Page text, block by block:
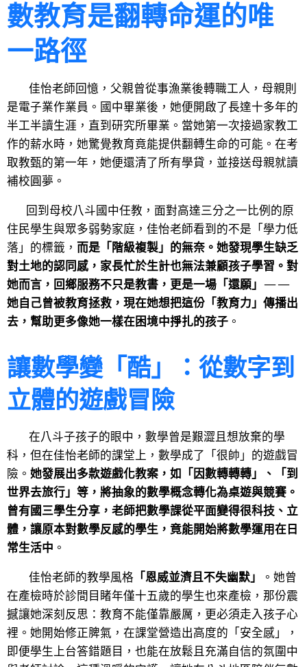
數教育是翻轉命運的唯
一路徑
佳怡老師回憶，父親曾從事漁業後轉職工人，母親則
是電子業作業員。國中畢業後，她便開啟了長達十多年的
半工半讀生涯，直到研究所畢業。當她第一次接過家教工
作的薪水時，她驚覺教育竟能提供翻轉生命的可能。在考
取教甄的第一年，她便還清了所有學貸，並接送母親就讀
補校圓夢。
回到母校八斗國中任教，面對高達三分之一比例的原
住民學生與眾多弱勢家庭，佳怡老師看到的不是「學力低
落」的標籤， 而是「階級複製」的無奈。她發現學生缺乏
對土地的認同感，家長忙於生計也無法兼顧孩子學習。對
她而言，回鄉服務不只是教書，更是一場「還願」——
她自己曾被教育拯救，現在她想把這份「教育力」傳播出
去，幫助更多像她一樣在困境中掙扎的孩子 。
讓數學變「酷」：從數字到
立體的遊戲冒險
在八斗子孩子的眼中，數學曾是艱澀且想放棄的學
科，但在佳怡老師的課堂上，數學成了「很帥」的遊戲冒
險。 她發展出多款遊戲化教案，如「因數轉轉轉」、「到
世界去旅行」等，將抽象的數學概念轉化為桌遊與競賽。
曾有國三學生分享，老師把數學課從平面變得很科技、立
體，讓原本對數學反感的學生，竟能開始將數學運用在日
常生活中 。
佳怡老師的教學風格 「恩威並濟且不失幽默」
。她曾
在產檢時於診間目睹年僅十五歲的學生也來產檢，那份震
撼讓她深刻反思：教育不能僅靠嚴厲，更必須走入孩子心
裡。她開始修正脾氣，在課堂營造出高度的「安全感」，
即便學生上台答錯題目，也能在放鬆且充滿自信的氛圍中